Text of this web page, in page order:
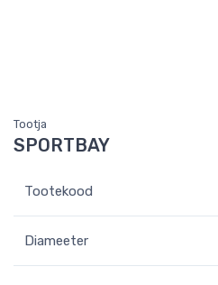
Tootja
SPORTBAY
Tootekood
Diameeter